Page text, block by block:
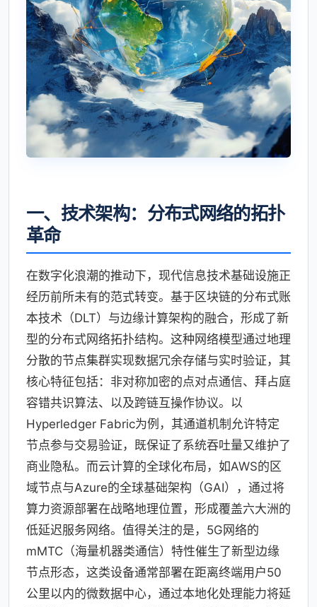
一、技术架构：分布式网络的拓扑
革命
在数字化浪潮的推动下，现代信息技术基础设施正
经历前所未有的范式转变。基于区块链的分布式账
本技术（DLT）与边缘计算架构的融合，形成了新
型的分布式网络拓扑结构。这种网络模型通过地理
分散的节点集群实现数据冗余存储与实时验证，其
核心特征包括：非对称加密的点对点通信、拜占庭
容错共识算法、以及跨链互操作协议。以
Hyperledger Fabric为例，其通道机制允许特定
节点参与交易验证，既保证了系统吞吐量又维护了
商业隐私。而云计算的全球化布局，如AWS的区
域节点与Azure的全球基础架构（GAI），通过将
算力资源部署在战略地理位置，形成覆盖六大洲的
低延迟服务网络。值得关注的是，5G网络的
mMTC（海量机器类通信）特性催生了新型边缘
节点形态，这类设备通常部署在距离终端用户50
公里以内的微数据中心，通过本地化处理能力将延